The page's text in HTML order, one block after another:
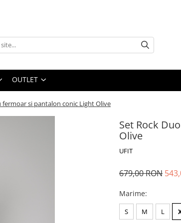
OUTLET
fermoar si pantalon conic Light Olive
Set Rock
Olive
UFIT
679,00 RON
Marime:
S M L